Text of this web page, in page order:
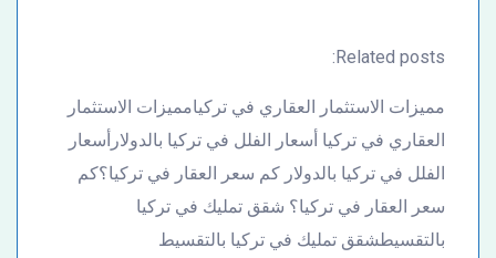
Related posts:
مميزات الاستثمار العقاري في تركيامميزات الاستثمار
العقاري في تركيا أسعار الفلل في تركيا بالدولارأسعار
الفلل في تركيا بالدولار كم سعر العقار في تركيا؟كم
سعر العقار في تركيا؟ شقق تمليك في تركيا
بالتقسيطشقق تمليك في تركيا بالتقسيط